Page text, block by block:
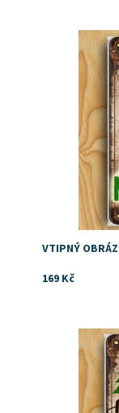
Dárek pro
Dostupnost:
VTIPNÝ
169 Kč
Dárek pro
Dostupnost: